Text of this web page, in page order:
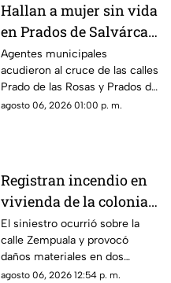
Hallan a mujer sin vida
en Prados de Salvárcar;
cuerpo no presentaba
huellas de violencia
Agentes municipales
acudieron al cruce de las calles
Prado de las Rosas y Prados de
Azucenas tras el reporte del
agosto 06, 2026 01:00 p. m.
Registran incendio en
vivienda de la colonia
Fronteriza; bomberos
controlan las llamas
El siniestro ocurrió sobre la
calle Zempuala y provocó
daños materiales en dos
habitaciones; Protección Civil
agosto 06, 2026 12:54 p. m.